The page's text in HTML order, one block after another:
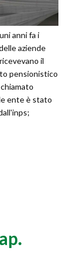
anni fa i
aziende
il
pensionistico
ente è stato